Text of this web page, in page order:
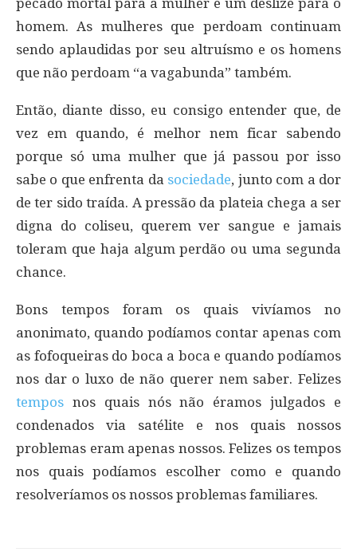
homem. As mulheres que perdoam continuam
sendo aplaudidas por seu altruísmo e os homens
que não perdoam “a vagabunda” também.
Então, diante disso, eu consigo entender que, de
vez em quando, é melhor nem ficar sabendo
porque só uma mulher que já passou por isso
sabe o que enfrenta da sociedade, junto com a dor
de ter sido traída. A pressão da plateia chega a ser
digna do coliseu, querem ver sangue e jamais
toleram que haja algum perdão ou uma segunda
chance.
Bons tempos foram os quais vivíamos no
anonimato, quando podíamos contar apenas com
as fofoqueiras do boca a boca e quando podíamos
nos dar o luxo de não querer nem saber. Felizes
tempos nos quais nós não éramos julgados e
condenados via satélite e nos quais nossos
problemas eram apenas nossos. Felizes os tempos
nos quais podíamos escolher como e quando
resolveríamos os nossos problemas familiares.